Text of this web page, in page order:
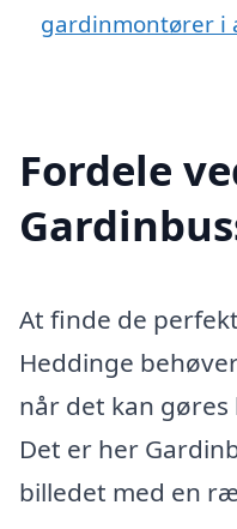
gardinmontører i
Fordele
At finde de
Heddinge
når det kan
Det er her
billedet med en